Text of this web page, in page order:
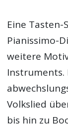
Eine Tasten-
Pianissimo-
weitere
Volkslied
bis hin zu